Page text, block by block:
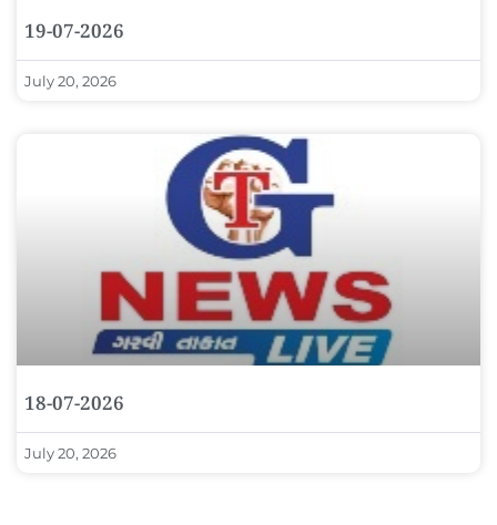
19-07-2026
July 20, 2026
18-07-2026
July 20, 2026